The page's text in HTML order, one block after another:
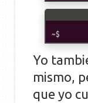
Yo
mismo,
que yo